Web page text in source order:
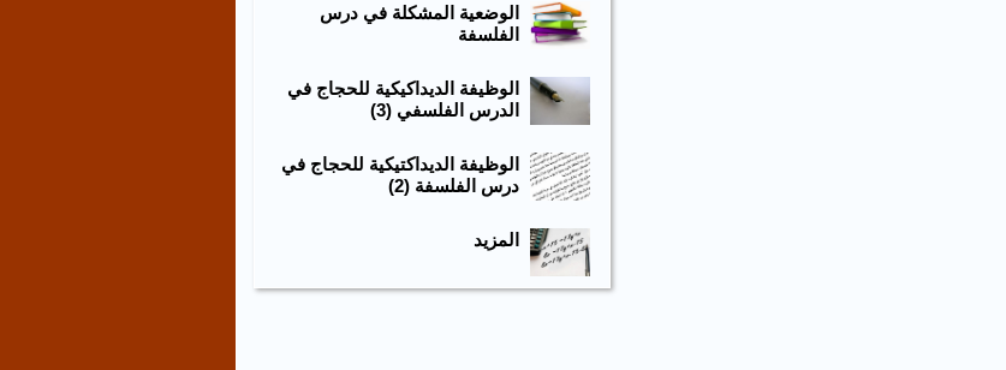
الوضعية المشكلة في درس
الفلسفة
الوظيفة الديداكيكية للحجاج في
الدرس الفلسفي (3)
الوظيفة الديداكتيكية للحجاج في
درس الفلسفة (2)
المزيد